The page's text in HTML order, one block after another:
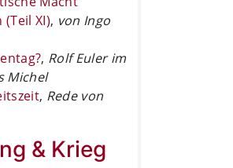
XI), von Ingo
, Rolf Euler im
Michel
, Rede von
& Krieg